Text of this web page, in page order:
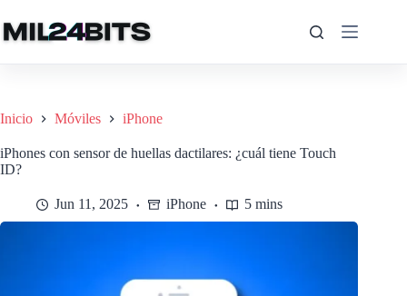
al
contenido
Inicio Móviles iPhone
iPhones con sensor de huellas dactilares: ¿cuál tiene Touch
ID?
Jun 11, 2025 iPhone 5 mins